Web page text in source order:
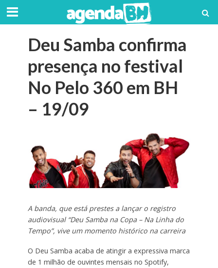
Deu Samba confirma
presença no festival
No Pelo 360 em BH
– 19/09
A banda, que está prestes a lançar o registro
audiovisual “Deu Samba na Copa – Na Linha do
Tempo”, vive um momento histórico na carreira
O Deu Samba acaba de atingir a expressiva marca
de 1 milhão de ouvintes mensais no Spotify,